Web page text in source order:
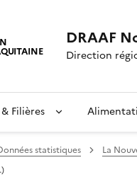
DRAAF
Direction
Filières
statistiques La